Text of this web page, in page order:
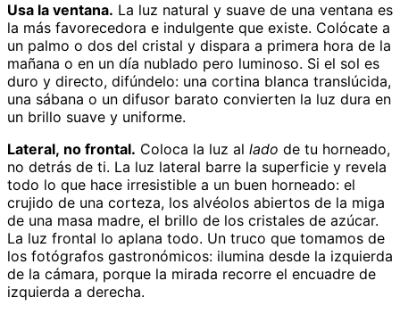
Usa la ventana. La luz natural y suave de una ventana es
la más favorecedora e indulgente que existe. Colócate a
un palmo o dos del cristal y dispara a primera hora de la
mañana o en un día nublado pero luminoso. Si el sol es
duro y directo, difúndelo: una cortina blanca translúcida,
una sábana o un difusor barato convierten la luz dura en
un brillo suave y uniforme.
Lateral, no frontal. Coloca la luz al lado de tu horneado,
no detrás de ti. La luz lateral barre la superficie y revela
todo lo que hace irresistible a un buen horneado: el
crujido de una corteza, los alvéolos abiertos de la miga
de una masa madre, el brillo de los cristales de azúcar.
La luz frontal lo aplana todo. Un truco que tomamos de
los fotógrafos gastronómicos: ilumina desde la izquierda
de la cámara, porque la mirada recorre el encuadre de
izquierda a derecha.